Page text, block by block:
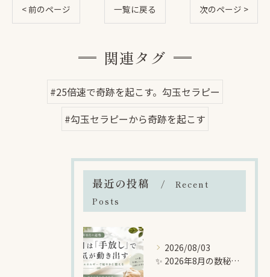
< 前のページ 一覧に戻る 次のページ >
関連タグ
#25倍速で奇跡を起こす。勾玉セラピー
#勾玉セラピーから奇跡を起こす
最近の投稿
Recent
Posts
2026/08/03
✨ 2026年8月の数秘メッセージ｜「手放し」で新しい幸運を迎える準備をする月 ✨